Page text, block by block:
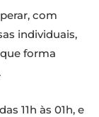
com
individuais,
forma
11h às 01h, e